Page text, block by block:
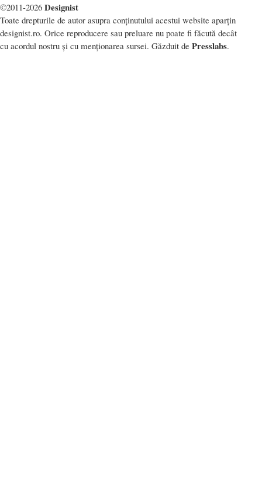
©2011-2026 Designist
Toate drepturile de autor asupra conținutului acestui website aparțin
designist.ro. Orice reproducere sau preluare nu poate fi făcută decât
cu acordul nostru și cu menționarea sursei. Găzduit de Presslabs.